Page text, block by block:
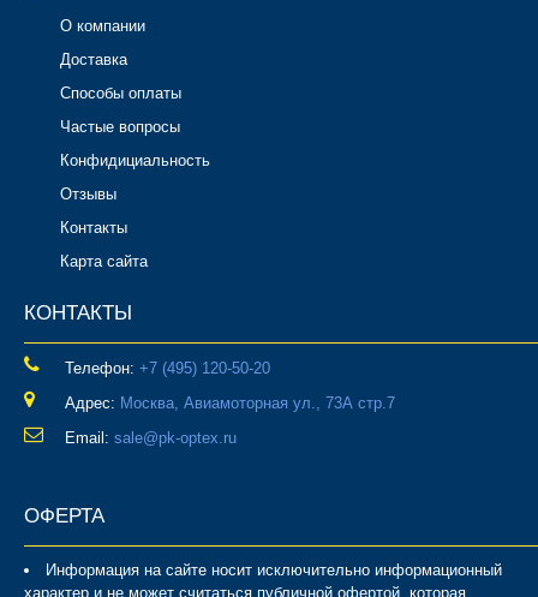
О компании
Доставка
Способы оплаты
Частые вопросы
Конфидициальность
Отзывы
Контакты
Карта сайта
КОНТАКТЫ
Телефон: ‎+7 (495) 120-50-20
Адрес: Москва, Авиамоторная ул., 73А стр.7
Email: sale@pk-optex.ru
ОФЕРТА
Информация на сайте носит исключительно информационный
характер и не может считаться публичной офертой, которая